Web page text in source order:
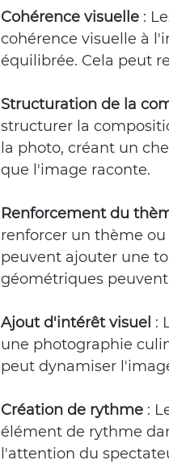
Cohérence visuelle :
cohérence visuelle à
équilibrée. Cela peut
Structuration de la
structurer la
la photo, créant un
que l'image raconte.
Renforcement du
renforcer un thème
peuvent ajouter une
géométriques
Ajout d'intérêt visuel :
une photographie
peut dynamiser
Création de rythme :
élément de rythme
l'attention du